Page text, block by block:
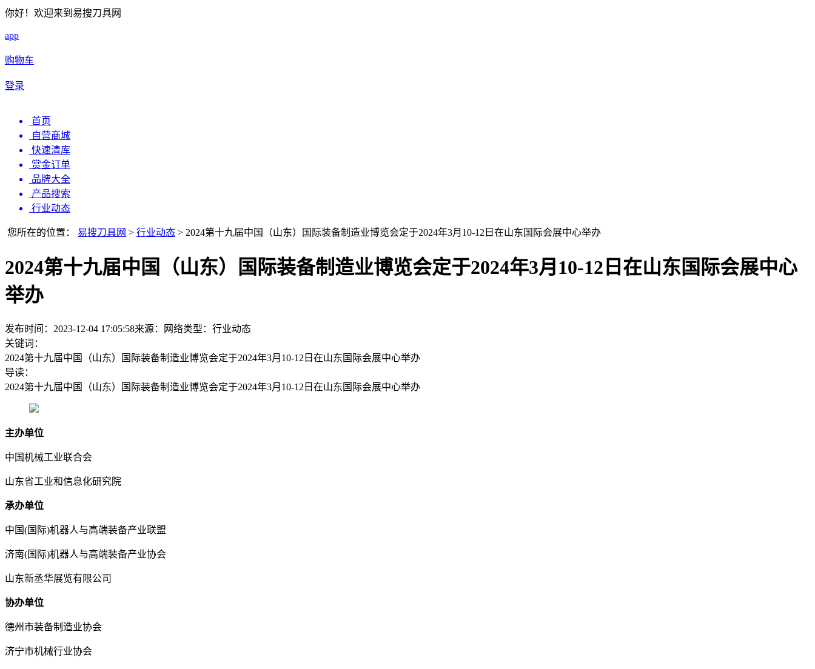
你好！欢迎来到易搜刀具网
app
购物车
登录
首页
自营商城
快速清库
赏金订单
品牌大全
产品搜索
行业动态
您所在的位置： 易搜刀具网 > 行业动态 > 2024第十九届中国（山东）国际装备制造业博览会定于2024年3月10-12日在山东国际会展中心举办
2024第十九届中国（山东）国际装备制造业博览会定于2024年3月10-12日在山东国际会展中心
举办
发布时间：2023-12-04 17:05:58来源：网络类型： 行业动态
关键词：
2024第十九届中国（山东）国际装备制造业博览会定于2024年3月10-12日在山东国际会展中心举办
导读：
2024第十九届中国（山东）国际装备制造业博览会定于2024年3月10-12日在山东国际会展中心举办
主办单位
中国机械工业联合会
山东省工业和信息化研究院
承办单位
中国(国际)机器人与高端装备产业联盟
济南(国际)机器人与高端装备产业协会
山东新丞华展览有限公司
协办单位
德州市装备制造业协会
济宁市机械行业协会